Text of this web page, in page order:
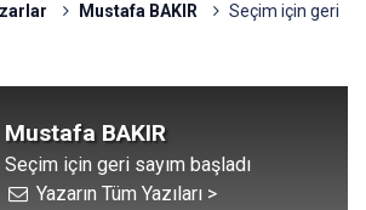
Mustafa BAKIR
Seçim için geri
Mustafa BAKIR
Seçim için geri sayım başladı
Yazarın Tüm Yazıları >